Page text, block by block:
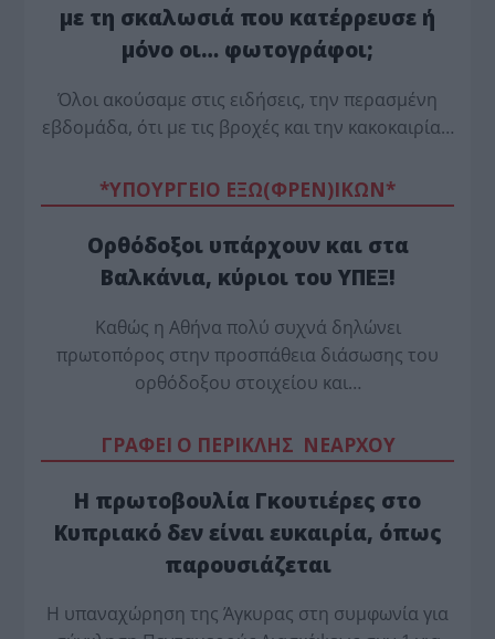
με τη σκαλωσιά που κατέρρευσε ή
μόνο οι… φωτογράφοι;
Όλοι ακούσαμε στις ειδήσεις, την περασμένη
εβδομάδα, ότι με τις βροχές και την κακοκαιρία…
*ΥΠΟΥΡΓΕΙΟ ΕΞΩ(ΦΡΕΝ)ΙΚΩΝ*
Ορθόδοξοι υπάρχουν και στα
Βαλκάνια, κύριοι του ΥΠΕΞ!
Καθώς η Αθήνα πολύ συχνά δηλώνει
πρωτοπόρος στην προσπάθεια διάσωσης του
ορθόδοξου στοιχείου και…
ΓΡΑΦΕΙ Ο ΠΕΡΙΚΛΗΣ ΝΕΑΡΧΟΥ
Η πρωτοβουλία Γκουτιέρες στο
Κυπριακό δεν είναι ευκαιρία, όπως
παρουσιάζεται
Η υπαναχώρηση της Άγκυρας στη συμφωνία για